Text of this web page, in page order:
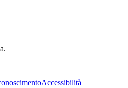
Accessibilità